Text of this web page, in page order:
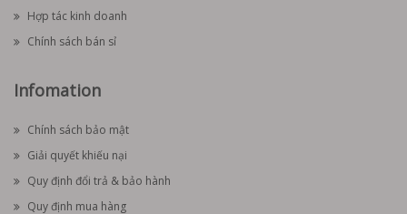
Hợp tác kinh doanh
Chính sách bán sỉ
Infomation
Chính sách bảo mật
Giải quyết khiếu nại
Quy định đổi trả & bảo hành
Quy định mua hàng